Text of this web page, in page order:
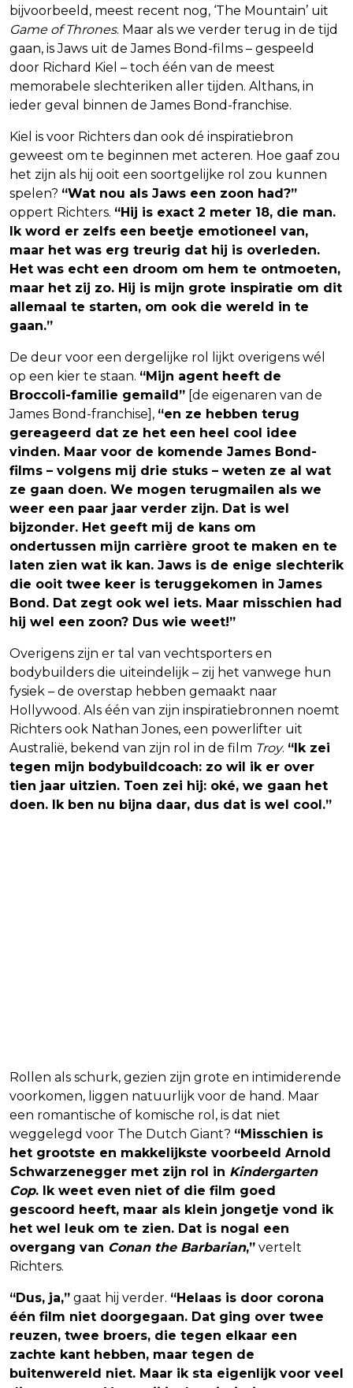
bijvoorbeeld, meest recent nog, ‘The Mountain’ uit
Game of Thrones. Maar als we verder terug in de tijd
gaan, is Jaws uit de James Bond-films – gespeeld
door Richard Kiel – toch één van de meest
memorabele slechteriken aller tijden. Althans, in
ieder geval binnen de James Bond-franchise.
Kiel is voor Richters dan ook dé inspiratiebron
geweest om te beginnen met acteren. Hoe gaaf zou
het zijn als hij ooit een soortgelijke rol zou kunnen
spelen? “Wat nou als Jaws een zoon had?”
oppert Richters. “Hij is exact 2 meter 18, die man.
Ik word er zelfs een beetje emotioneel van,
maar het was erg treurig dat hij is overleden.
Het was echt een droom om hem te ontmoeten,
maar het zij zo. Hij is mijn grote inspiratie om dit
allemaal te starten, om ook die wereld in te
gaan.”
De deur voor een dergelijke rol lijkt overigens wél
op een kier te staan. “Mijn agent heeft de
Broccoli-familie gemaild” [de eigenaren van de
James Bond-franchise], “en ze hebben terug
gereageerd dat ze het een heel cool idee
vinden. Maar voor de komende James Bond-
films – volgens mij drie stuks – weten ze al wat
ze gaan doen. We mogen terugmailen als we
weer een paar jaar verder zijn. Dat is wel
bijzonder. Het geeft mij de kans om
ondertussen mijn carrière groot te maken en te
laten zien wat ik kan. Jaws is de enige slechterik
die ooit twee keer is teruggekomen in James
Bond. Dat zegt ook wel iets. Maar misschien had
hij wel een zoon? Dus wie weet!”
Overigens zijn er tal van vechtsporters en
bodybuilders die uiteindelijk – zij het vanwege hun
fysiek – de overstap hebben gemaakt naar
Hollywood. Als één van zijn inspiratiebronnen noemt
Richters ook Nathan Jones, een powerlifter uit
Australië, bekend van zijn rol in de film Troy. “Ik zei
tegen mijn bodybuildcoach: zo wil ik er over
tien jaar uitzien. Toen zei hij: oké, we gaan het
doen. Ik ben nu bijna daar, dus dat is wel cool.”
Rollen als schurk, gezien zijn grote en intimiderende
voorkomen, liggen natuurlijk voor de hand. Maar
een romantische of komische rol, is dat niet
weggelegd voor The Dutch Giant? “Misschien is
het grootste en makkelijkste voorbeeld Arnold
Schwarzenegger met zijn rol in Kindergarten
Cop. Ik weet even niet of die film goed
gescoord heeft, maar als klein jongetje vond ik
het wel leuk om te zien. Dat is nogal een
overgang van Conan the Barbarian,” vertelt
Richters.
“Dus, ja,” gaat hij verder. “Helaas is door corona
één film niet doorgegaan. Dat ging over twee
reuzen, twee broers, die tegen elkaar een
zachte kant hebben, maar tegen de
buitenwereld niet. Maar ik sta eigenlijk voor veel